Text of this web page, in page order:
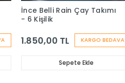
KARGO BEDAVA
İnce Belli Rain Çay Takımı
- 6 Kişilik
1.850,00 TL
Sepete Ekle